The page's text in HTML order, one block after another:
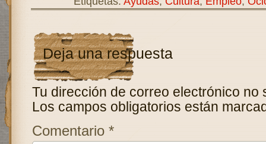
Deja una respuesta
Tu dirección de correo electrónico no
Los campos obligatorios están
Comentario *